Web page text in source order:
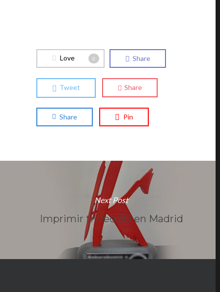
Love 0 Share
Tweet Share
Share Pin
Next Post
Imprimir trofeo 3D en Madrid